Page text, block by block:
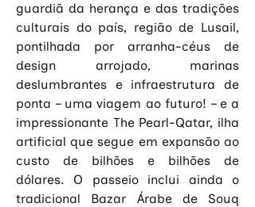
guardiã da herança e das tradições
culturais do país, região de Lusail,
pontilhada por arranha-céus de
design arrojado, marinas
deslumbrantes e infraestrutura de
ponta – uma viagem ao futuro! – e a
impressionante The Pearl-Qatar, ilha
artificial que segue em expansão ao
custo de bilhões e bilhões de
dólares. O passeio inclui ainda o
tradicional Bazar Árabe de Souq